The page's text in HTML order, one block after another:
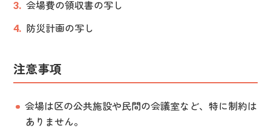
会場費の領収書の写し
防災計画の写し
注意事項
会場は区の公共施設や民間の会議室など、特に制約は
ありません。